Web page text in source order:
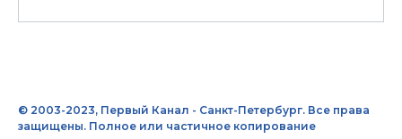
© 2003-2023, Первый Канал - Санкт-Петербург. Все права
защищены. Полное или частичное копирование